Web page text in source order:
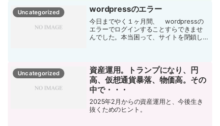
家庭内で騒ぎになったり。自分自身、肩
には自信があるから４０肩、...
Uncategorized wordpressのエラー
今日までやく１ヶ月間、 wordpressの
エラーでログインすることすらできませ
んでした。本当困って、サイトを閉鎖し
Uncategorized
資産運用。トランプになり、円
高、仮想通貨暴落、物価高。その
中で・・・
2025年2月からの資産運用と、今後生き
抜くためのヒント。